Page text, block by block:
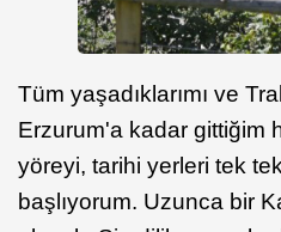
Tüm yaşadıklarımı ve
Erzurum'a kadar gittiğim
yöreyi, tarihi yerleri tek
başlıyorum. Uzunca bir